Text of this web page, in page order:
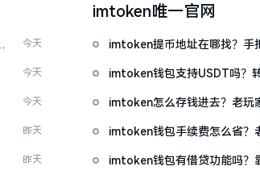
今天
今天
今天
昨天
昨天
imtoken唯一官网
imtoken提币地址在哪找？手
imtoken钱包支持USDT吗？
imtoken怎么存钱进去？老玩
imtoken钱包手续费怎么省？
imtoken钱包有借贷功能吗？